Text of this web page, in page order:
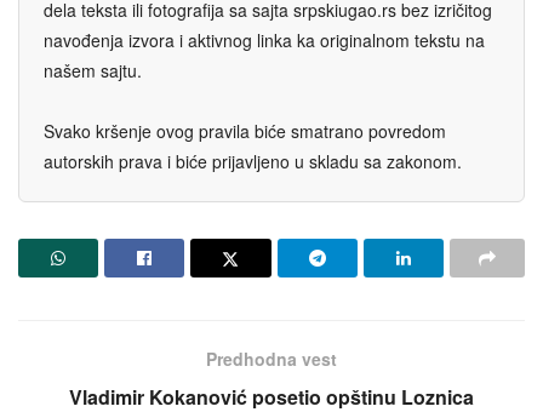
dela teksta ili fotografija sa sajta srpskiugao.rs bez izričitog
navođenja izvora i aktivnog linka ka originalnom tekstu na
našem sajtu.
Svako kršenje ovog pravila biće smatrano povredom
autorskih prava i biće prijavljeno u skladu sa zakonom.
Predhodna vest
Vladimir Kokanović posetio opštinu Loznica